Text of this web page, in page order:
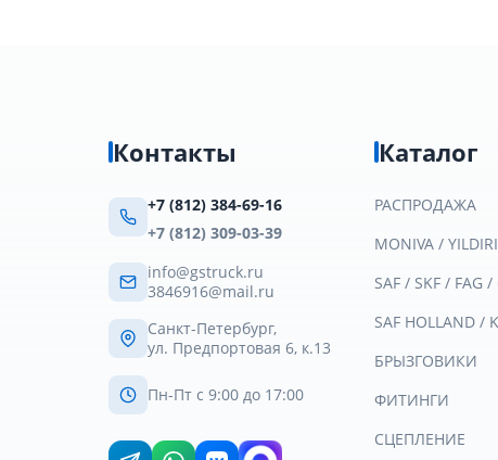
Контакты
+7 (812) 384-69-16
+7 (812) 309-03-39
info@gstruck.ru
3846916@mail.ru
Санкт-Петербург,
ул. Предпортовая 6, к.13
Пн-Пт с 9:00 до 17:00
Каталог
РАСПРОДАЖА
MONIVA /
SAF / SKF / FAG /
SAF HOLLAND /
БРЫЗГОВИКИ
ФИТИНГИ
СЦЕПЛЕНИЕ